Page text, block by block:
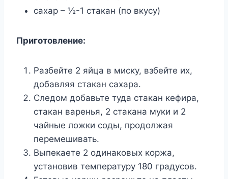
сахар – ½-1 стакан (по вкусу)
Приготовление:
Разбейте 2 яйца в миску, взбейте их,
добавляя стакан сахара.
Следом добавьте туда стакан кефира,
стакан варенья, 2 стакана муки и 2
чайные ложки соды, продолжая
перемешивать.
Выпекаете 2 одинаковых коржа,
установив температуру 180 градусов.